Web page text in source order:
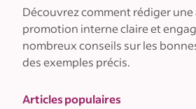
Découvrez comment rédiger
promotion interne claire et
nombreux conseils sur les
des exemples précis.
Articles populaires